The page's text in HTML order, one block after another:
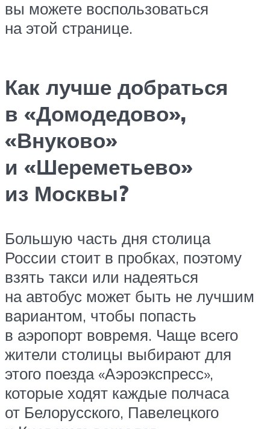
вы можете воспользоваться
на этой странице.
Как лучше добраться
в «Домодедово»,
«Внуково»
и «Шереметьево»
из Москвы?
Большую часть дня столица
России стоит в пробках, поэтому
взять такси или надеяться
на автобус может быть не лучшим
вариантом, чтобы попасть
в аэропорт вовремя. Чаще всего
жители столицы выбирают для
этого поезда «Аэроэкспресс»,
которые ходят каждые полчаса
от Белорусского, Павелецкого